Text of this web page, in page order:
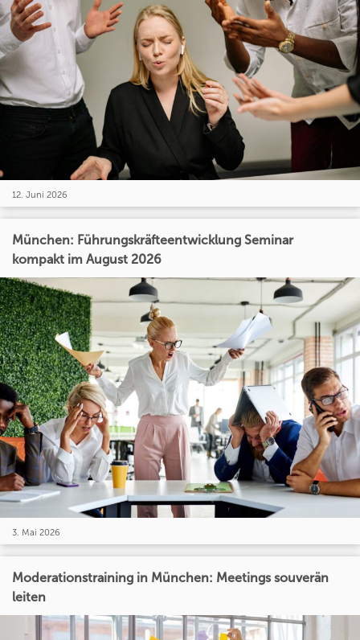
12. Juni 2026
München: Führungskräfteentwicklung Seminar
kompakt im August 2026
3. Mai 2026
Moderationstraining in München: Meetings souverän
leiten